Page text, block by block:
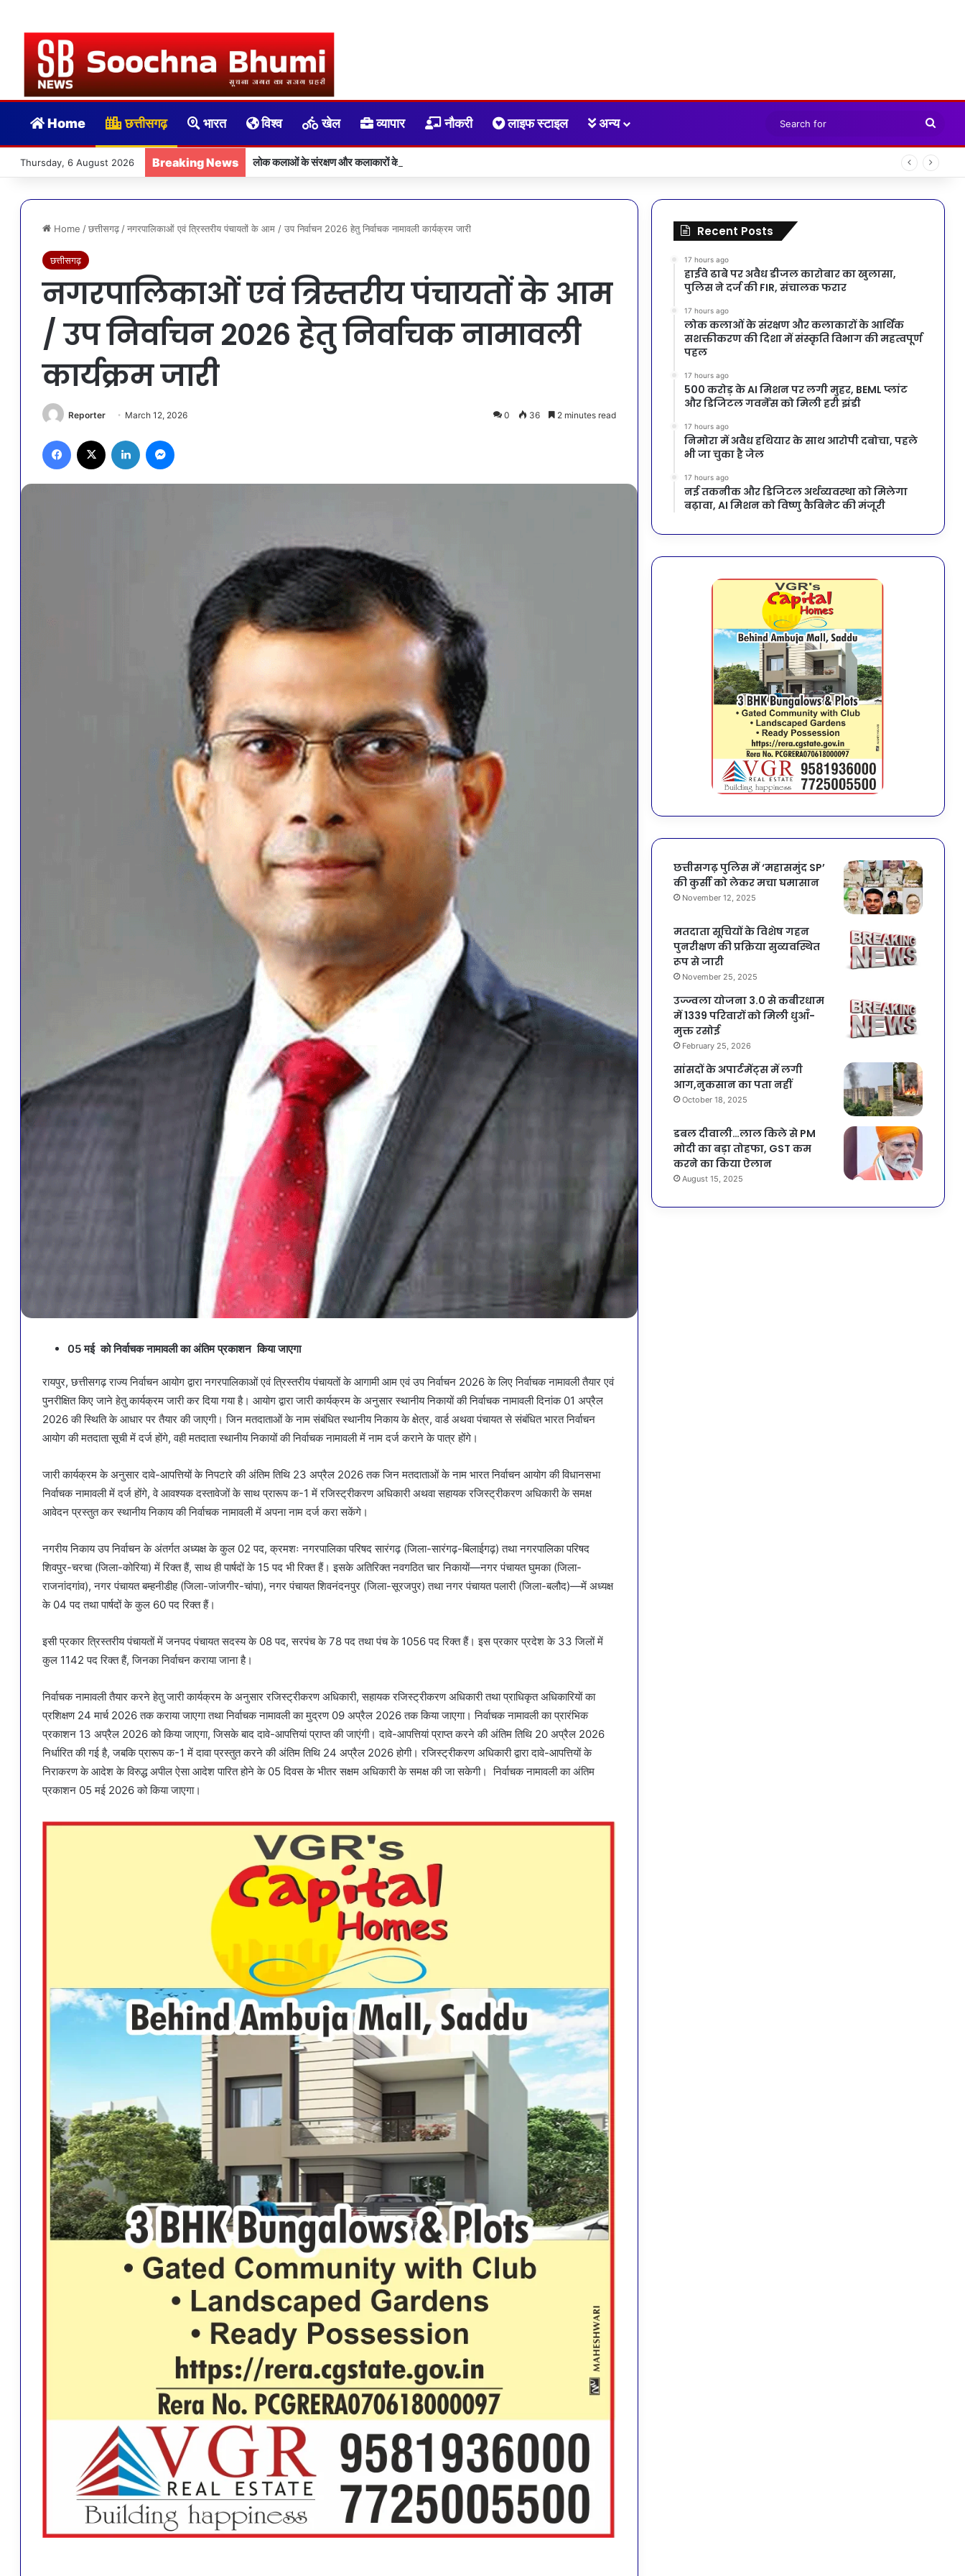
Home छत्तीसगढ़ भारत विश्व खेल व्यापार नौकरी लाइफ स्टाइल अन्य
for
Thursday, 6 August 2026 Breaking News लोक कलाओं के संरक्षण और कलाकारों के आर्थिक सशक्तीकरण की दिशा में संस्कृति विभाग की महत्वपूर्ण पहल
Home / छत्तीसगढ़ / नगरपालिकाओं एवं त्रिस्तरीय पंचायतों के आम / उप निर्वाचन 2026 हेतु निर्वाचक नामावली कार्यक्रम जारी
छत्तीसगढ़
नगरपालिकाओं एवं त्रिस्तरीय पंचायतों के आम
/ उप निर्वाचन 2026 हेतु निर्वाचक नामावली
कार्यक्रम जारी
Reporter March 12, 2026 0 36 2 minutes read
Facebook LinkedIn
05 मई को निर्वाचक नामावली का अंतिम प्रकाशन किया जाएगा
रायपुर, छत्तीसगढ़ राज्य निर्वाचन आयोग द्वारा नगरपालिकाओं एवं त्रिस्तरीय पंचायतों के आगामी आम एवं उप निर्वाचन 2026 के लिए निर्वाचक नामावली तैयार एवं
पुनरीक्षित किए जाने हेतु कार्यक्रम जारी कर दिया गया है। आयोग द्वारा जारी कार्यक्रम के अनुसार स्थानीय निकायों की निर्वाचक नामावली दिनांक 01 अप्रैल
2026 की स्थिति के आधार पर तैयार की जाएगी। जिन मतदाताओं के नाम संबंधित स्थानीय निकाय के क्षेत्र, वार्ड अथवा पंचायत से संबंधित भारत निर्वाचन
आयोग की मतदाता सूची में दर्ज होंगे, वही मतदाता स्थानीय निकायों की निर्वाचक नामावली में नाम दर्ज कराने के पात्र होंगे।
जारी कार्यक्रम के अनुसार दावे-आपत्तियों के निपटारे की अंतिम तिथि 23 अप्रैल 2026 तक जिन मतदाताओं के नाम भारत निर्वाचन आयोग की विधानसभा
निर्वाचक नामावली में दर्ज होंगे, वे आवश्यक दस्तावेजों के साथ प्रारूप क-1 में रजिस्ट्रीकरण अधिकारी अथवा सहायक रजिस्ट्रीकरण अधिकारी के समक्ष
आवेदन प्रस्तुत कर स्थानीय निकाय की निर्वाचक नामावली में अपना नाम दर्ज करा सकेंगे।
नगरीय निकाय उप निर्वाचन के अंतर्गत अध्यक्ष के कुल 02 पद, क्रमशः नगरपालिका परिषद सारंगढ़ (जिला-सारंगढ़-बिलाईगढ़) तथा नगरपालिका परिषद
शिवपुर-चरचा (जिला-कोरिया) में रिक्त हैं, साथ ही पार्षदों के 15 पद भी रिक्त हैं। इसके अतिरिक्त नवगठित चार निकायों—नगर पंचायत घुमका (जिला-
राजनांदगांव), नगर पंचायत बम्हनीडीह (जिला-जांजगीर-चांपा), नगर पंचायत शिवनंदनपुर (जिला-सूरजपुर) तथा नगर पंचायत पलारी (जिला-बलौद)—में अध्यक्ष
के 04 पद तथा पार्षदों के कुल 60 पद रिक्त हैं।
इसी प्रकार त्रिस्तरीय पंचायतों में जनपद पंचायत सदस्य के 08 पद, सरपंच के 78 पद तथा पंच के 1056 पद रिक्त हैं। इस प्रकार प्रदेश के 33 जिलों में
कुल 1142 पद रिक्त हैं, जिनका निर्वाचन कराया जाना है।
निर्वाचक नामावली तैयार करने हेतु जारी कार्यक्रम के अनुसार रजिस्ट्रीकरण अधिकारी, सहायक रजिस्ट्रीकरण अधिकारी तथा प्राधिकृत अधिकारियों का
प्रशिक्षण 24 मार्च 2026 तक कराया जाएगा तथा निर्वाचक नामावली का मुद्रण 09 अप्रैल 2026 तक किया जाएगा। निर्वाचक नामावली का प्रारंभिक
प्रकाशन 13 अप्रैल 2026 को किया जाएगा, जिसके बाद दावे-आपत्तियां प्राप्त की जाएंगी। दावे-आपत्तियां प्राप्त करने की अंतिम तिथि 20 अप्रैल 2026
निर्धारित की गई है, जबकि प्रारूप क-1 में दावा प्रस्तुत करने की अंतिम तिथि 24 अप्रैल 2026 होगी। रजिस्ट्रीकरण अधिकारी द्वारा दावे-आपत्तियों के
निराकरण के आदेश के विरुद्ध अपील ऐसा आदेश पारित होने के 05 दिवस के भीतर सक्षम अधिकारी के समक्ष की जा सकेगी। निर्वाचक नामावली का अंतिम
प्रकाशन 05 मई 2026 को किया जाएगा।
Recent Posts
17 hours ago
हाईवे ढाबे पर अवैध डीजल कारोबार का खुलासा,
पुलिस ने दर्ज की FIR, संचालक फरार
17 hours ago
लोक कलाओं के संरक्षण और कलाकारों के आर्थिक
सशक्तीकरण की दिशा में संस्कृति विभाग की महत्वपूर्ण
पहल
17 hours ago
500 करोड़ के AI मिशन पर लगी मुहर, BEML प्लांट
और डिजिटल गवर्नेंस को मिली हरी झंडी
17 hours ago
निमोरा में अवैध हथियार के साथ आरोपी दबोचा, पहले
भी जा चुका है जेल
17 hours ago
नई तकनीक और डिजिटल अर्थव्यवस्था को मिलेगा
बढ़ावा, AI मिशन को विष्णु कैबिनेट की मंजूरी
छत्तीसगढ़ पुलिस में ‘महासमुंद SP’
की कुर्सी को लेकर मचा घमासान
November 12, 2025
मतदाता सूचियों के विशेष गहन
पुनरीक्षण की प्रक्रिया सुव्यवस्थित
रूप से जारी
November 25, 2025
उज्ज्वला योजना 3.0 से कबीरधाम
में 1339 परिवारों को मिली धुआँ-
मुक्त रसोई
February 25, 2026
सांसदों के अपार्टमेंट्स में लगी
आग,नुकसान का पता नहीं
October 18, 2025
डबल दीवाली…लाल किले से PM
मोदी का बड़ा तोहफा, GST कम
करने का किया ऐलान
August 15, 2025